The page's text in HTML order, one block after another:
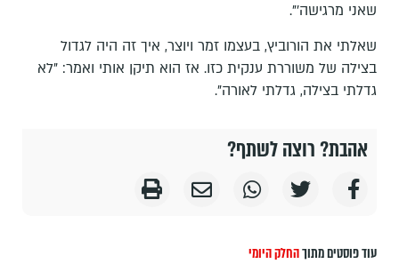
שאני מרגישה'".
שאלתי את הורוביץ, בעצמו זמר ויוצר, איך זה היה לגדול
בצילה של משוררת ענקית כזו. אז הוא תיקן אותי ואמר: "לא
גדלתי בצילה, גדלתי לאורה".
אהבת? רוצה לשתף?
עוד פוסטים מתוךהחלק היומי